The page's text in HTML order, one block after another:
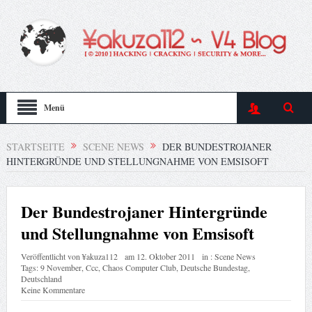
Menü
STARTSEITE SCENE NEWS
DER BUNDESTROJANER
HINTERGRÜNDE UND STELLUNGNAHME VON EMSISOFT
Der Bundestrojaner Hintergründe
und Stellungnahme von Emsisoft
Veröffentlicht von¥akuza112 am 12. Oktober 2011 in :Scene News
Tags:9 November, Ccc, Chaos Computer Club, Deutsche Bundestag,
Deutschland
Keine Kommentare